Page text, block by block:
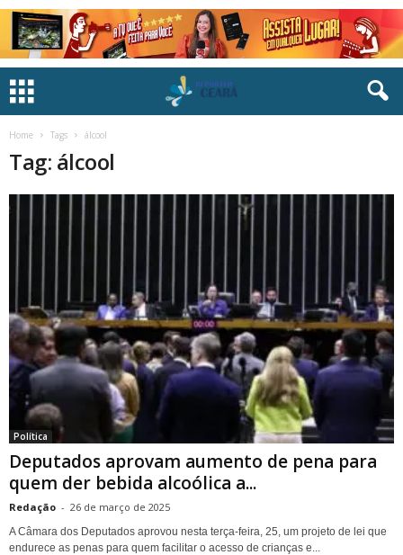
Home Tags álcool
Tag: álcool
Política
Deputados aprovam aumento de pena para
quem der bebida alcoólica a...
Redação - 26 de março de 2025
A Câmara dos Deputados aprovou nesta terça-feira, 25, um projeto de lei que
endurece as penas para quem facilitar o acesso de crianças e...